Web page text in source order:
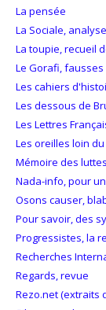
La pensée
La Sociale,
La toupie, recueil
Le Gorafi,
Les cahiers
Les dessous de
Les Lettres
Les oreilles loin
Mémoire des luttes
Nada-info, pour
Osons causer,
Pour savoir, des
Progressistes, la
Recherches
Regards, revue
Rezo.net (extraits